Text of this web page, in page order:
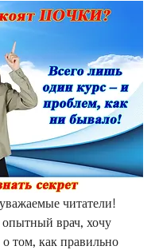
читатели!
врач, хочу
о том, как правильно